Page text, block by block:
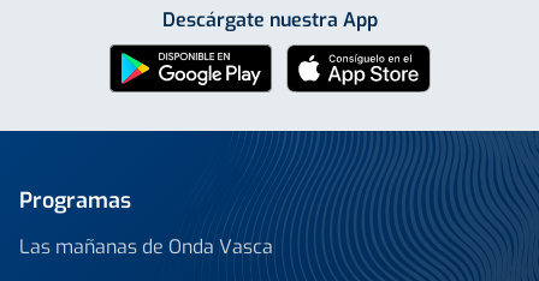
Descárgate nuestra App
Programas
Las mañanas de Onda Vasca